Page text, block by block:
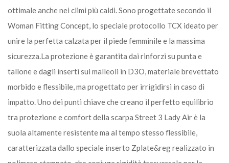
ottimale anche nei climi più caldi. Sono progettate secondo il
Woman Fitting Concept, lo speciale protocollo TCX ideato per
unire la perfetta calzata per il piede femminile e la massima
sicurezza.La protezione è garantita dai rinforzi su punta e
tallone e dagli inserti sui malleoli in D3O, materiale brevettato
morbido e flessibile, ma progettato per irrigidirsi in caso di
impatto. Uno dei punti chiave che creano il perfetto equilibrio
tra protezione e comfort della scarpa Street 3 Lady Air è la
suola altamente resistente ma al tempo stesso flessibile,
caratterizzata dallo speciale inserto Zplate&reg realizzato in